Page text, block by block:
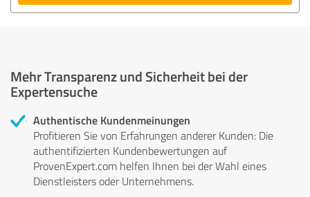
Mehr Transparenz und Sicherheit bei der
Expertensuche
Authentische Kundenmeinungen
Profitieren Sie von Erfahrungen anderer Kunden: Die
authentifizierten Kundenbewertungen auf
ProvenExpert.com helfen Ihnen bei der Wahl eines
Dienstleisters oder Unternehmens.